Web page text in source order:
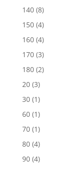
140 (8)
150 (4)
160 (4)
170 (3)
180 (2)
20 (3)
30 (1)
60 (1)
70 (1)
80 (4)
90 (4)